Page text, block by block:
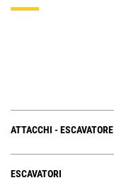
ATTACCHI - ESCAVATORE
ESCAVATORI